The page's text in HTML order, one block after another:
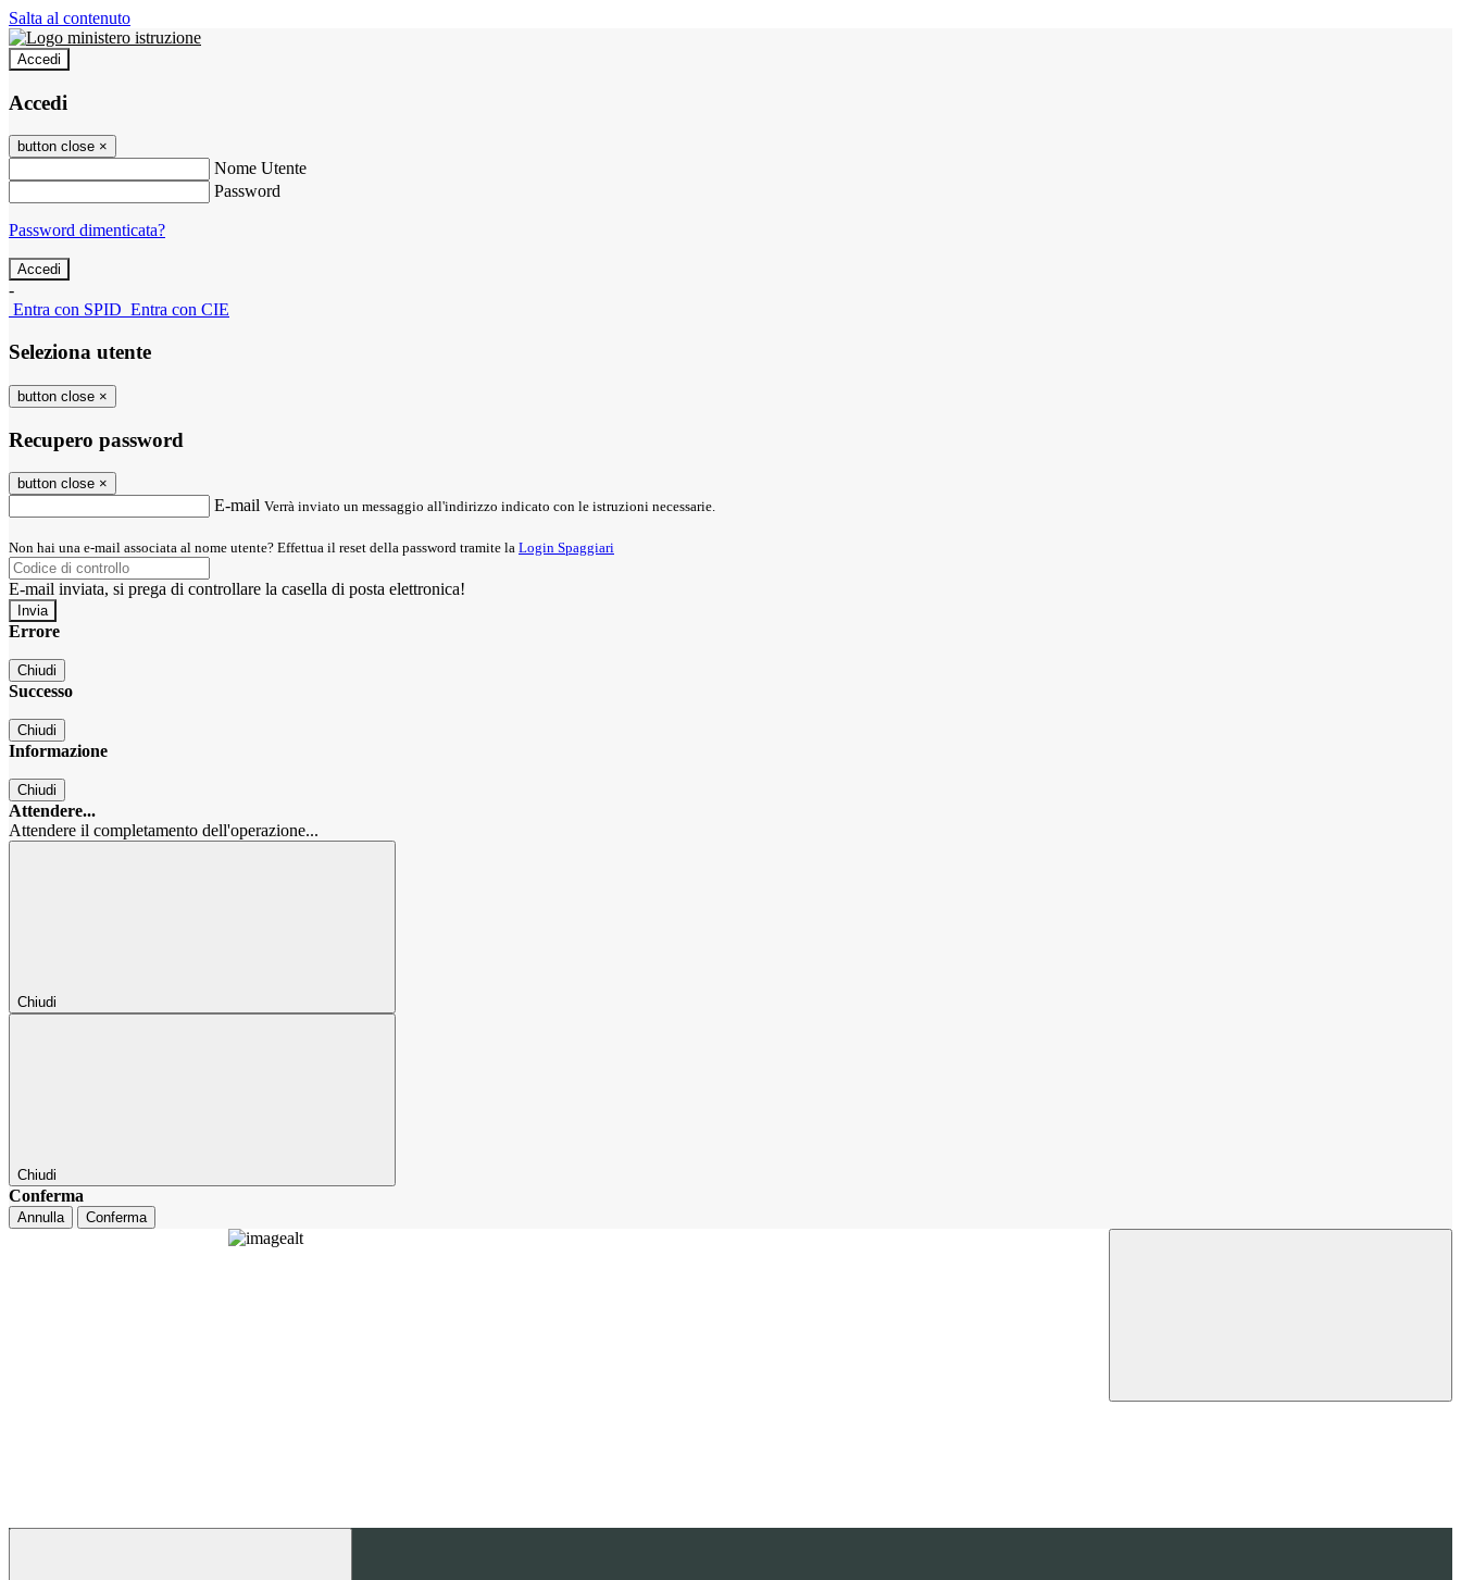
Salta al contenuto
Accedi
Accedi
button close ×
Nome Utente
Password
Password dimenticata?
-
Entra con SPID Entra con CIE
Seleziona utente
button close ×
Recupero password
button close ×
E-mail Verrà inviato un messaggio all'indirizzo indicato con le istruzioni necessarie.
Non hai una e-mail associata al nome utente? Effettua il reset della password tramite la Login Spaggiari
E-mail inviata, si prega di controllare la casella di posta elettronica!
Errore
Chiudi
Successo
Chiudi
Informazione
Chiudi
Attendere...
Attendere il completamento dell'operazione...
Chiudi
Chiudi
Conferma
Annulla Conferma